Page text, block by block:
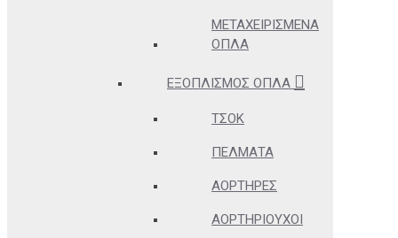
ΜΕΤΑΧΕΙΡΙΣΜΈΝΑ
ΌΠΛΑ
ΕΞΟΠΛΙΣΜΌΣ ΌΠΛΑ
ΤΣΟΚ
ΠΈΛΜΑΤΑ
ΑΟΡΤΉΡΕΣ
ΑΟΡΤΗΡΙΟΎΧΟΙ